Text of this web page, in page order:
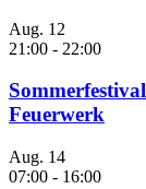
Aug. 12
21:00 - 22:00
Feuerwerk
Aug. 14
07:00 - 16:00